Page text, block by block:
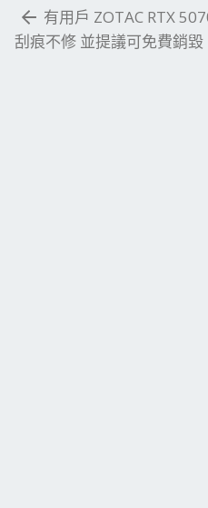
有用戶 ZOTAC RTX
刮痕不修 並提議可免費銷毀